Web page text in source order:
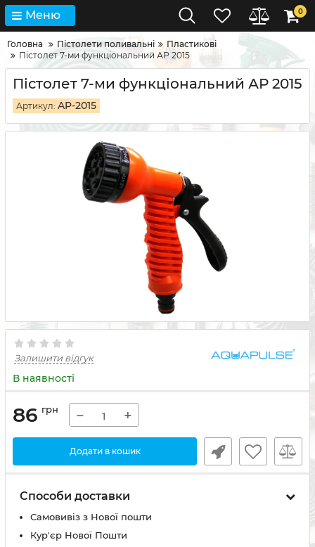
Меню 0
Головна Пістолети поливальні
Пластикові
Пістолет 7-ми функціональний АР 2015
Пістолет 7-ми функціональний АР 2015
Артикул: AP-2015
Залишити відгук
В наявності
86 грн − +
Додати в кошик
Способи доставки
Самовивіз з Нової пошти
Кур'єр Нової Пошти